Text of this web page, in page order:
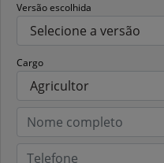
Versão escolhida
Cargo